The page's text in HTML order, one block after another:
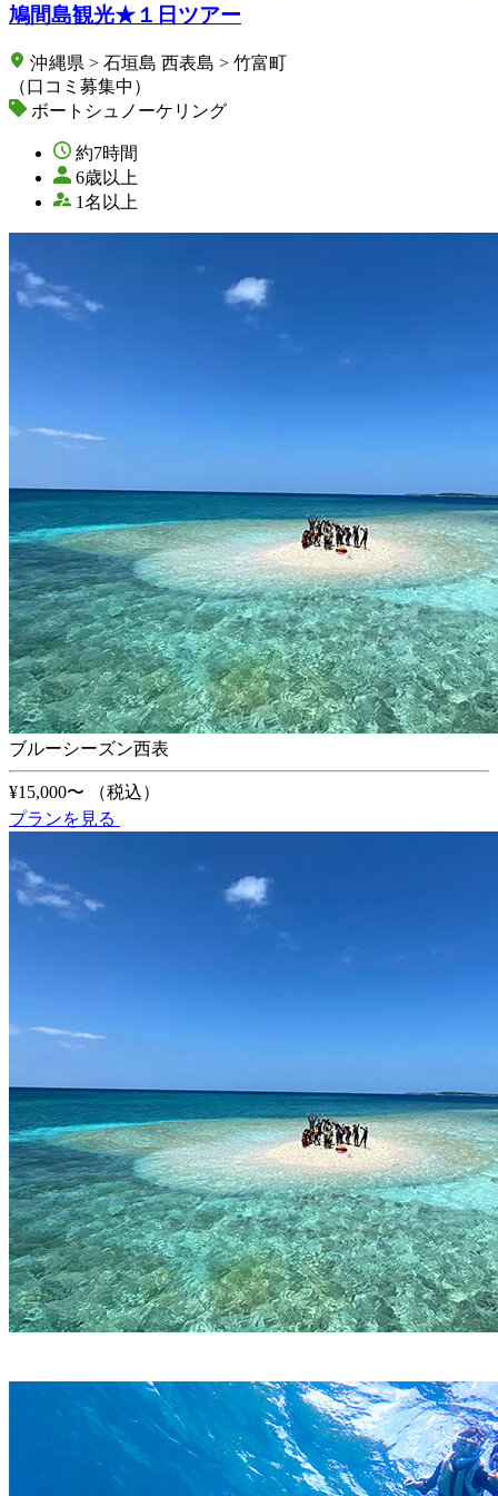
鳩間島観光★１日ツアー
沖縄県 > 石垣島 西表島 > 竹富町
（口コミ募集中）
ボートシュノーケリング
約7時間
6歳以上
1名以上
ブルーシーズン西表
¥15,000〜
（税込）
プランを見る